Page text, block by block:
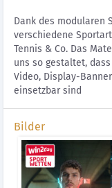
Dank des modularen
verschiedene
Tennis & Co. Das
uns so gestaltet,
Video, Display-
einsetzbar sind
Bilder